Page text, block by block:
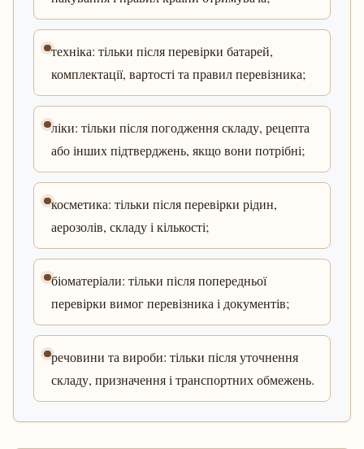
техніка: тільки після перевірки батарей,
комплектації, вартості та правил перевізника;
ліки: тільки після погодження складу, рецепта
або інших підтверджень, якщо вони потрібні;
косметика: тільки після перевірки рідин,
аерозолів, складу і кількості;
біоматеріали: тільки після попередньої
перевірки вимог перевізника і документів;
речовини та вироби: тільки після уточнення
складу, призначення і транспортних обмежень.